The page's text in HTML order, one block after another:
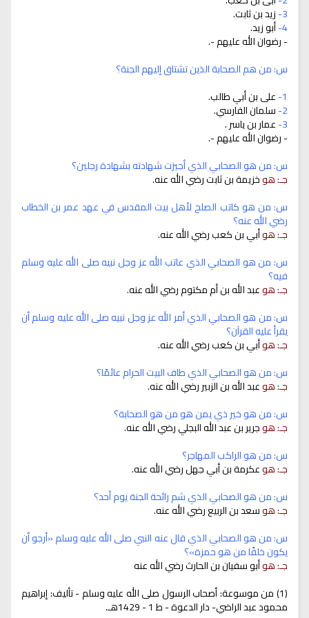
3- زيد بن ثابت.
4- أبو زيد.
- رضوان الله عليهم -.
س: من هم الصحابة الذين تشتاق إليهم الجنة؟
1- على بن أبي طالب.
2- سلمان الفارسي.
3- عمار بن ياسر .
- رضوان الله عليهم -.
س: من هو الصحابي الذي أجيزت شهادته بشهادة رجلين؟
جـ: هوخزيمة بن ثابت رضي الله عنه.
س: من هو كاتب الصلح لأهل بيت المقدس في عهد عمر بن الخطاب
رضي الله عنه؟
جـ: هوأبي بن كعب رضي الله عنه.
س: من هو الصحابي الذي عاتب الله عز وجل نبيه صلى الله عليه وسلم
فيه؟
جـ: هوعبد الله بن أم مكتوم رضي الله عنه.
س: من هو الصحابي الذي أمر الله عز وجل نبيه صلى الله عليه وسلم أن
يقرأ عليه القرآن؟
جـ: هوأبي بن كعب رضي الله عنه.
س: من هو الصحابي الذي طاف البيت الحرام عائمًا؟
جـ: هوعبد الله بن الزبير رضي الله عنه.
س: من هو خير ذي يمن هو من هو الصحابة؟
جـ: هوجرير بن عبد الله البجلي رضي الله عنه.
س: من هو الراكب المهاجر؟
جـ: هوعكرمة بن أبي جهل رضي الله عنه.
س: من هو الصحابي الذي شم رائحة الجنة يوم أحد؟
جـ: هوسعد بن الربيع رضي الله عنه.
س:من هو الصحابي الذي قال عنه النبي صلى الله عليه وسلم «أرجو أن
يكون خلفًا من هو حمزة»؟
جـ: هوأبو سفيان بن الحارث رضي الله عنه
(1) من موسوعة: أصحاب الرسول صلى الله عليه وسلم - تأليف: إبراهيم
محمود عبد الراضي- دار الدعوة - ط 1 - 1429هـ.